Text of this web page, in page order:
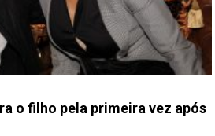
o filho pela primeira vez após